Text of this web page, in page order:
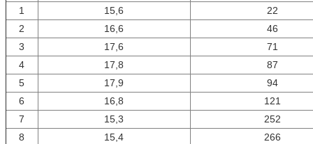
1
15,6
22
2
16,6
46
3
17,6
71
4
17,8
87
5
17,9
94
6
16,8
121
7
15,3
252
8
15,4
266